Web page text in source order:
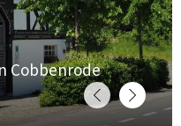
Cobbenrode